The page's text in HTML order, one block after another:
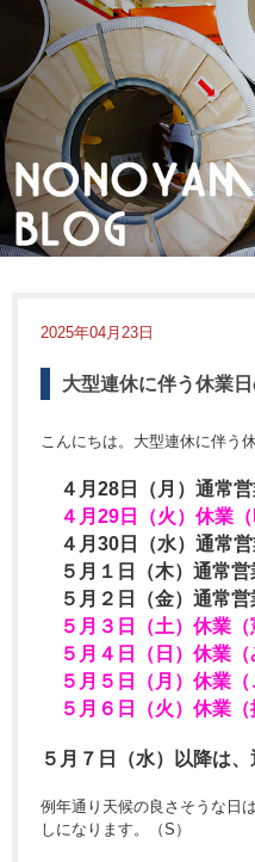
2025年04月23日
大型連休に伴う休業
こんにちは。大型連休に伴う
４月28日（月）通常
４月29日（火）休業（
４月30日（水）通常
５月１日（木）通常営
５月２日（金）通常営
５月３日（土）休業（
５月４日（日）休業（
５月５日（月）休業（
５月６日（火）休業（
５月７日（水）以降は
例年通り天候の良さそうな日
しになります。（S）